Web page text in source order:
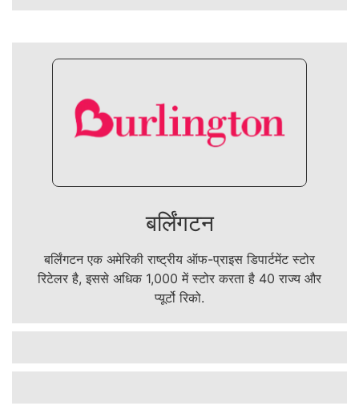
बर्लिंगटन
बर्लिंगटन एक अमेरिकी राष्ट्रीय ऑफ-प्राइस डिपार्टमेंट स्टोर
रिटेलर है, इससे अधिक 1,000 में स्टोर करता है 40 राज्य और
प्यूर्टो रिको.